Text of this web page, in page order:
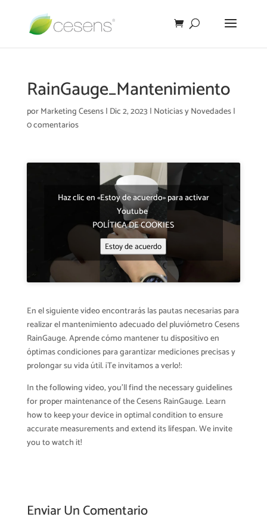
RainGauge_Mantenimiento
porMarketing Cesens| Dic 2, 2023 | Noticias y Novedades|
0 comentarios
Haz clic en «Estoy de acuerdo» para activar
Youtube
POLÍTICA DE COOKIES
Estoy de acuerdo
En el siguiente video encontrarás las pautas necesarias para
realizar el mantenimiento adecuado del pluviómetro Cesens
RainGauge. Aprende cómo mantener tu dispositivo en
óptimas condiciones para garantizar mediciones precisas y
prolongar su vida útil. ¡Te invitamos a verlo!:
In the following video, you’ll find the necessary guidelines
for proper maintenance of the Cesens RainGauge. Learn
how to keep your device in optimal condition to ensure
accurate measurements and extend its lifespan. We invite
you to watch it!
Enviar Un Comentario